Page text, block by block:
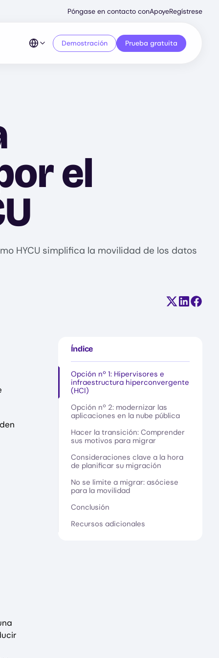
Secondary
Menu
Póngase en contacto conApoyeRegístrese
Demostración Prueba gratuita
el
HYCU simplifica la movilidad de los datos
Compartir
Índice
Opción nº 1: Hipervisores e
infraestructura hiperconvergente
(HCI)
Opción nº 2: modernizar las
aplicaciones en la nube pública
Hacer la transición: Comprender
sus motivos para migrar
Consideraciones clave a la hora
de planificar su migración
No se limite a migrar: asóciese
para la movilidad
Conclusión
Recursos adicionales